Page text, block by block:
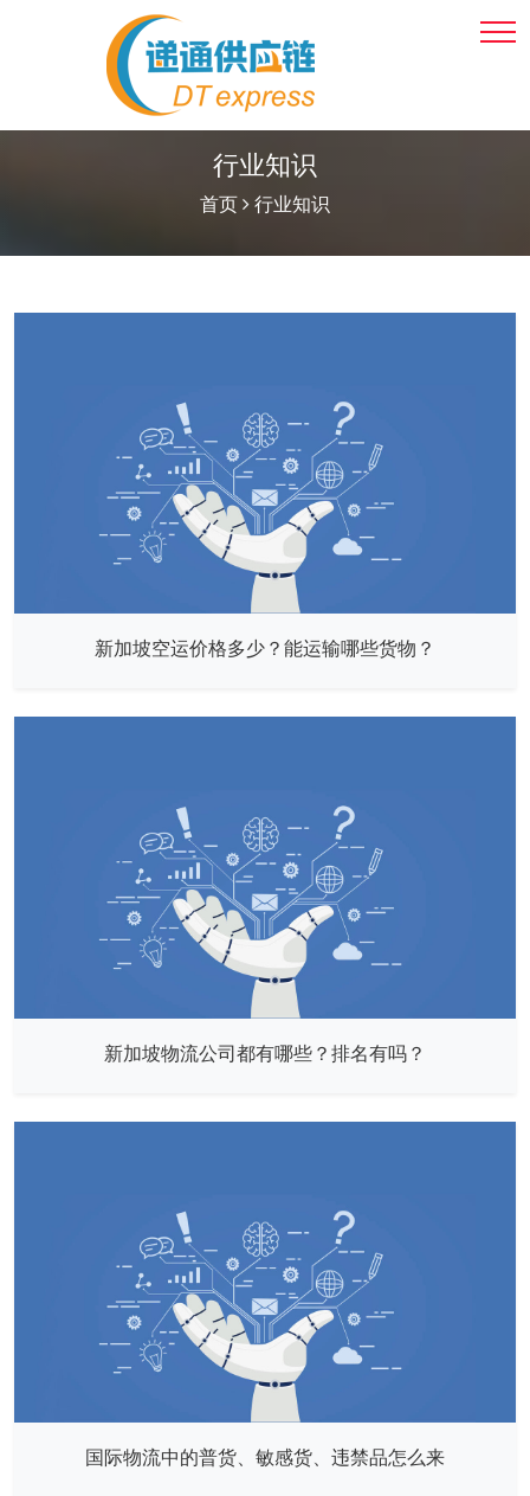
行业知识
首页 行业知识
新加坡空运价格多少？能运输哪些货物？
新加坡物流公司都有哪些？排名有吗？
国际物流中的普货、敏感货、违禁品怎么来